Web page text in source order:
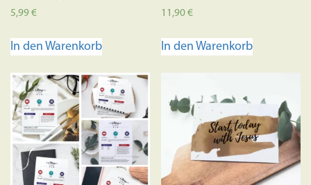
Bewertet
von 5
5,99€
In den Warenkorb
Bewertet mit
11,90€
In den Warenkorb